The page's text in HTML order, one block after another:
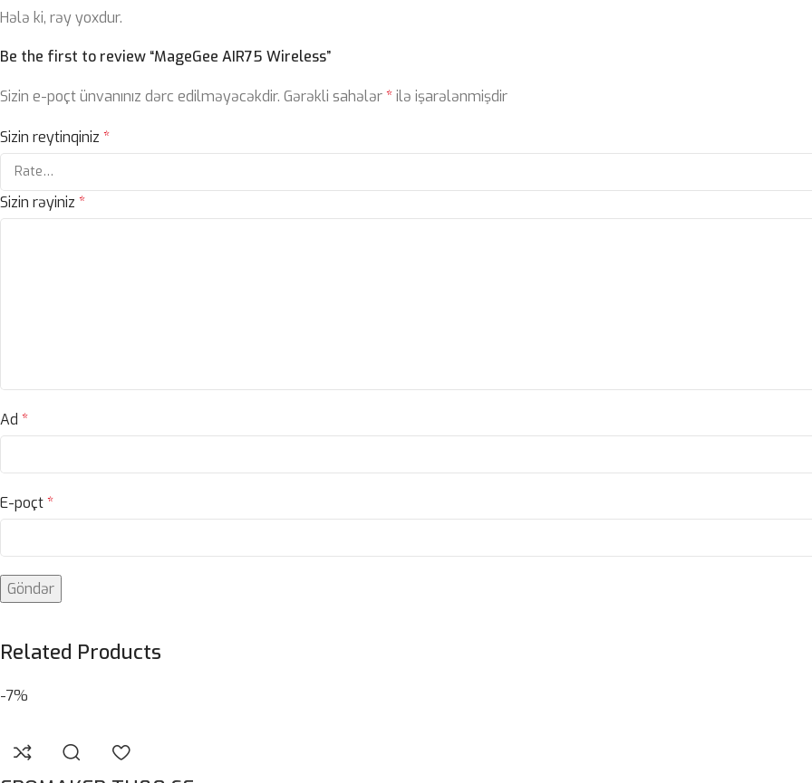
Hələ ki, rəy yoxdur.
Be the first to review “MageGee AIR75 Wireless”
Sizin e-poçt ünvanınız dərc edilməyəcəkdir. Gərəkli sahələr*ilə işarələnmişdir
Sizin reytinqiniz *
Sizin rəyiniz *
Ad *
E-poçt*
Related Products
-7%